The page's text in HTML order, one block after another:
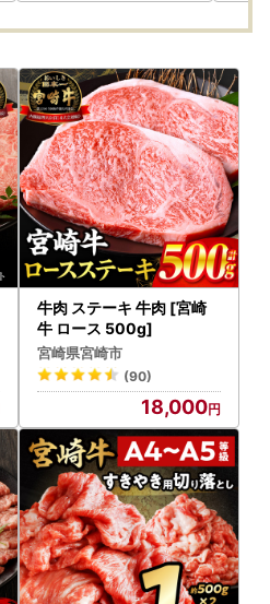
施してお届けいたします(複数
せん)。
お届けが出来ませんのでご注意
面の【注文者情報】に記載の住
で発送いたします。
請の必要はありません。
付先】
1
当 宛
を外部委託しています。
せ先】
室
support@miyazaki.furusato-l
牛肉 ステーキ 牛肉 [宮崎
牛 ロース 500g]
宮崎県宮崎市
(90)
18,000